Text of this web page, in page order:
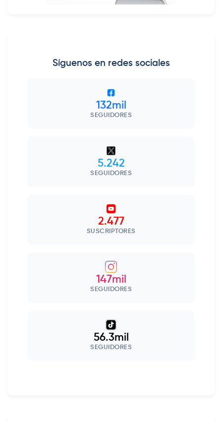
Síguenos en redes sociales
132mil
SEGUIDORES
5.242
SEGUIDORES
2.477
SUSCRIPTORES
147mil
SEGUIDORES
56.3mil
SEGUIDORES